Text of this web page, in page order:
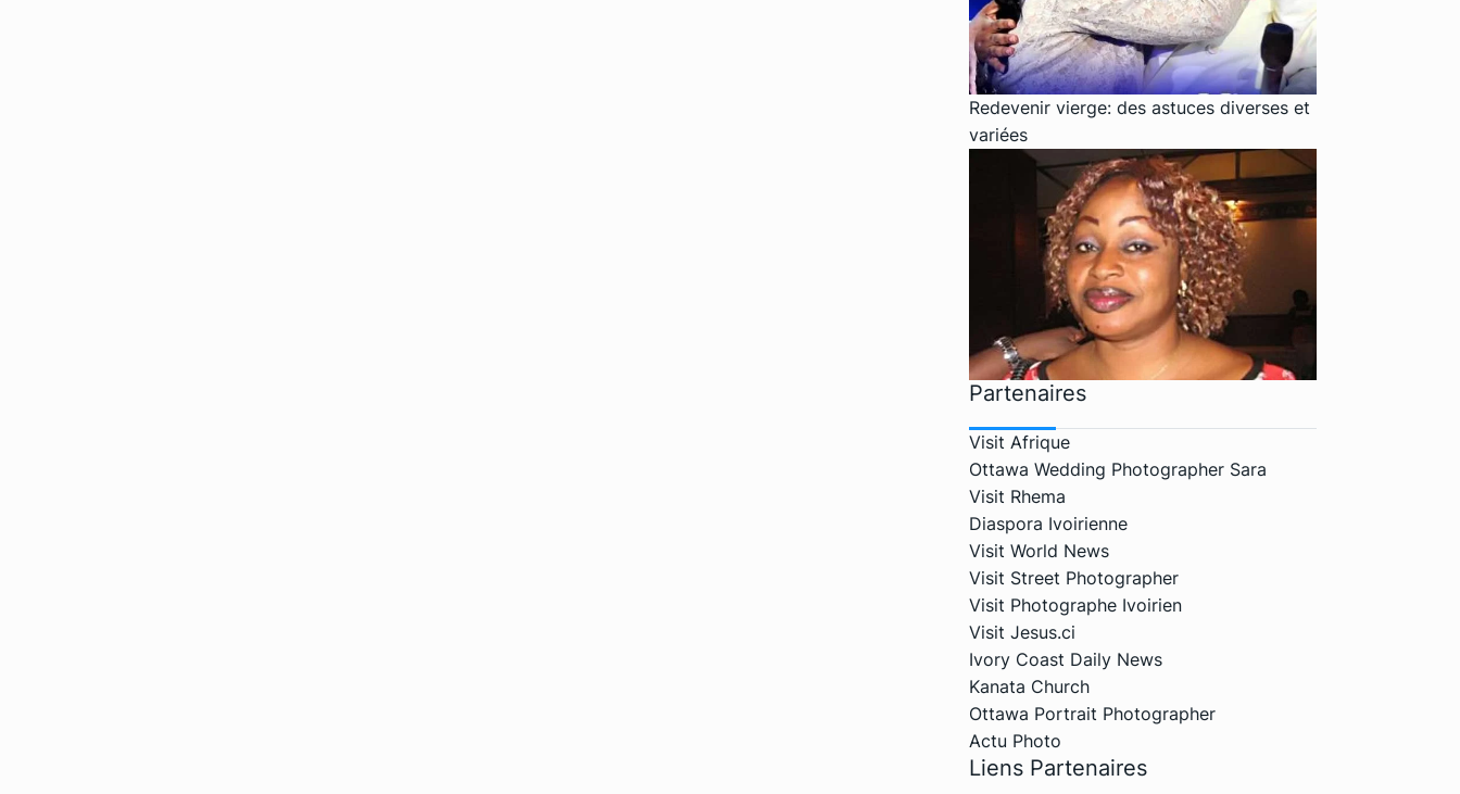
Redevenir vierge: des astuces diverses et
variées
Partenaires
Visit Afrique
Ottawa Wedding Photographer Sara
Visit Rhema
Diaspora Ivoirienne
Visit World News
Visit Street Photographer
Visit Photographe Ivoirien
Visit Jesus.ci
Ivory Coast Daily News
Kanata Church
Ottawa Portrait Photographer
Actu Photo
Liens Partenaires